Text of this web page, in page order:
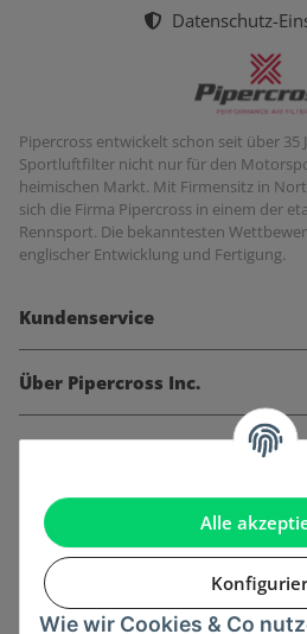
Alle
Wie wir Cookies & Co
Datenschutz-
Pipercross entwickelt schon seit über 35
Sportluftfilter nicht nur für den
heimischen Markt. Mit Firmensitz in
sich die Firma Pipercross in einem der
Rennsport. Die bekanntesten
englischer Entwicklung und Fertigung.
Kundenservice
Über Pipercross Inc.
Informationen
Gesetzliche Informationen